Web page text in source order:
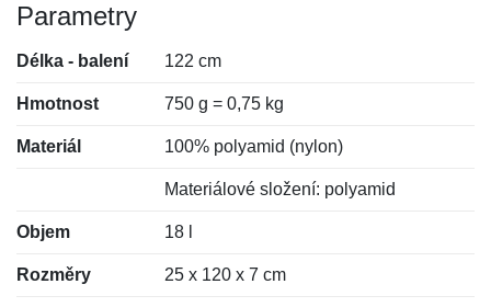
Parametry
Délka - balení 122 cm
Hmotnost 750 g = 0,75 kg
Materiál 100% polyamid (nylon)
Materiálové složení: polyamid
Objem 18 l
Rozměry 25 x 120 x 7 cm